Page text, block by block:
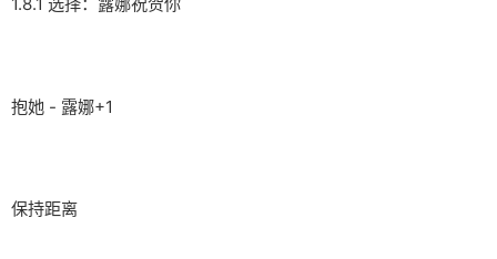
抱她 - 露娜+1
保持距离